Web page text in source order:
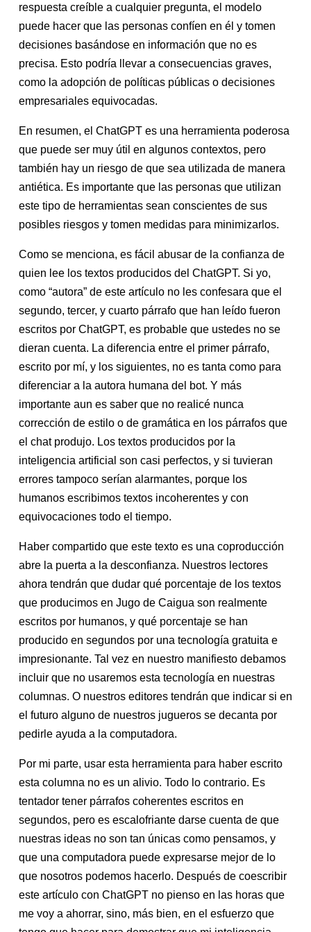
respuesta creíble a cualquier pregunta, el modelo
puede hacer que las personas confíen en él y tomen
decisiones basándose en información que no es
precisa. Esto podría llevar a consecuencias graves,
como la adopción de políticas públicas o decisiones
empresariales equivocadas.
En resumen, el ChatGPT es una herramienta poderosa
que puede ser muy útil en algunos contextos, pero
también hay un riesgo de que sea utilizada de manera
antiética. Es importante que las personas que utilizan
este tipo de herramientas sean conscientes de sus
posibles riesgos y tomen medidas para minimizarlos.
Como se menciona, es fácil abusar de la confianza de
quien lee los textos producidos del ChatGPT. Si yo,
como “autora” de este artículo no les confesara que el
segundo, tercer, y cuarto párrafo que han leído fueron
escritos por ChatGPT, es probable que ustedes no se
dieran cuenta. La diferencia entre el primer párrafo,
escrito por mí, y los siguientes, no es tanta como para
diferenciar a la autora humana del bot. Y más
importante aun es saber que no realicé nunca
corrección de estilo o de gramática en los párrafos que
el chat produjo. Los textos producidos por la
inteligencia artificial son casi perfectos, y si tuvieran
errores tampoco serían alarmantes, porque los
humanos escribimos textos incoherentes y con
equivocaciones todo el tiempo.
Haber compartido que este texto es una coproducción
abre la puerta a la desconfianza. Nuestros lectores
ahora tendrán que dudar qué porcentaje de los textos
que producimos en Jugo de Caigua son realmente
escritos por humanos, y qué porcentaje se han
producido en segundos por una tecnología gratuita e
impresionante. Tal vez en nuestro manifiesto debamos
incluir que no usaremos esta tecnología en nuestras
columnas. O nuestros editores tendrán que indicar si en
el futuro alguno de nuestros jugueros se decanta por
pedirle ayuda a la computadora.
Por mi parte, usar esta herramienta para haber escrito
esta columna no es un alivio. Todo lo contrario. Es
tentador tener párrafos coherentes escritos en
segundos, pero es escalofriante darse cuenta de que
nuestras ideas no son tan únicas como pensamos, y
que una computadora puede expresarse mejor de lo
que nosotros podemos hacerlo. Después de coescribir
este artículo con ChatGPT no pienso en las horas que
me voy a ahorrar, sino, más bien, en el esfuerzo que